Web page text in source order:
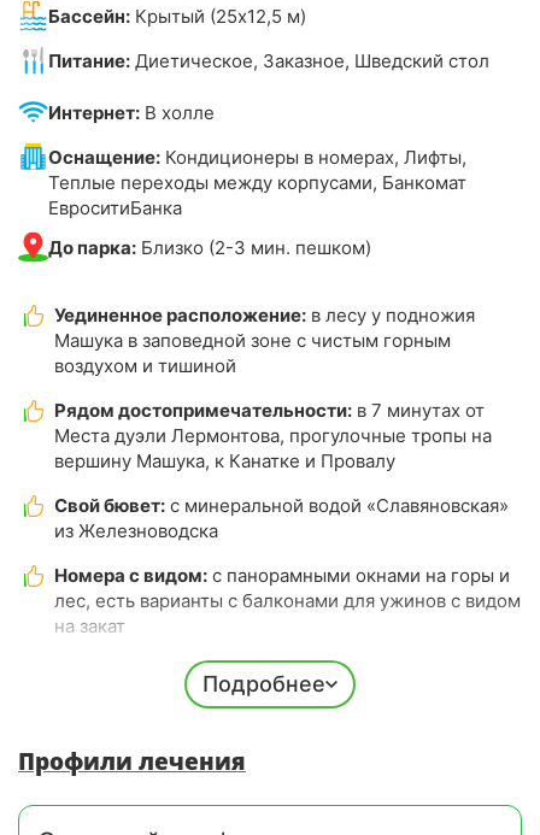
Бассейн: Крытый (25х12,5 м)
Питание: Диетическое, Заказное, Шведский стол
Интернет: В холле
Оснащение: Кондиционеры в номерах, Лифты,
Теплые переходы между корпусами, Банкомат
ЕвроситиБанка
До парка: Близко (2-3 мин. пешком)
Уединенное расположение: в лесу у подножия
Машука в заповедной зоне с чистым горным
воздухом и тишиной
Рядом достопримечательности: в 7 минутах от
Места дуэли Лермонтова, прогулочные тропы на
вершину Машука, к Канатке и Провалу
Свой бювет: с минеральной водой «Славяновская»
из Железноводска
Номера с видом: с панорамными окнами на горы и
лес, есть варианты с балконами для ужинов с видом
на закат
Комфортное проживание:хорошая звукоизоляция,
ортопедические матрасы, качественный текстиль,
Cовременный медицинский центр:
грязелечение, бесплатная консультация терапевта
Подробнее
Профили лечения